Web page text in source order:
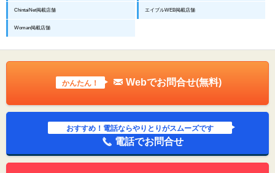
ChintaiNet掲載店舗 エイブルWEB掲載店舗
Woman掲載店舗
かんたん！ Webでお問合せ(無料)
おすすめ！電話ならやりとりがスムーズです
電話でお問合せ